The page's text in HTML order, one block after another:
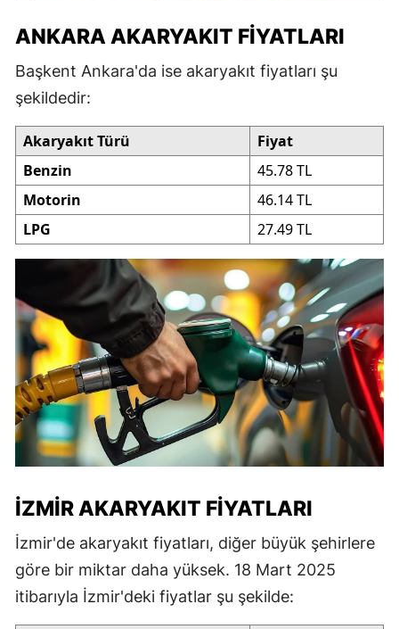
ANKARA AKARYAKIT FIYATLARI
Başkent Ankara'da ise akaryakıt fiyatları şu
şekildedir:
Akaryakıt Türü
Fiyat
Benzin
45.78 TL
Motorin
46.14 TL
LPG
27.49 TL
İZMIR AKARYAKIT FIYATLARI
İzmir'de akaryakıt fiyatları, diğer büyük şehirlere
göre bir miktar daha yüksek. 18 Mart 2025
itibarıyla İzmir'deki fiyatlar şu şekilde: